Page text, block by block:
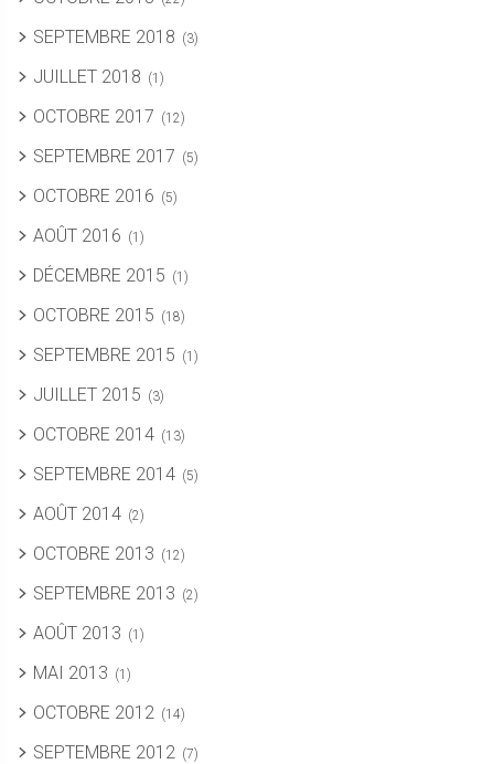
SEPTEMBRE 2018 (3)
JUILLET 2018 (1)
OCTOBRE 2017 (12)
SEPTEMBRE 2017 (5)
OCTOBRE 2016 (5)
AOÛT 2016 (1)
DÉCEMBRE 2015 (1)
OCTOBRE 2015 (18)
SEPTEMBRE 2015 (1)
JUILLET 2015 (3)
OCTOBRE 2014 (13)
SEPTEMBRE 2014 (5)
AOÛT 2014 (2)
OCTOBRE 2013 (12)
SEPTEMBRE 2013 (2)
AOÛT 2013 (1)
MAI 2013 (1)
OCTOBRE 2012 (14)
SEPTEMBRE 2012 (7)